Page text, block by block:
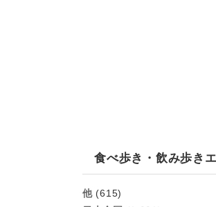
食べ歩き・飲み歩き
他(615)